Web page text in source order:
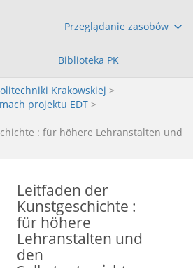
Przeglądanie zasobów
Biblioteka PK
Krakowskiej >
projektu EDT >
: für höhere Lehranstalten und
Leitfaden der
Kunstgeschichte :
für höhere
Lehranstalten und
den